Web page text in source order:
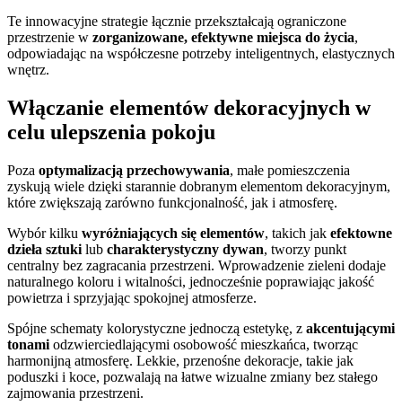
Te innowacyjne strategie łącznie przekształcają ograniczone
przestrzenie w zorganizowane, efektywne miejsca do życia,
odpowiadając na współczesne potrzeby inteligentnych, elastycznych
wnętrz.
Włączanie elementów dekoracyjnych w
celu ulepszenia pokoju
Poza optymalizacją przechowywania, małe pomieszczenia
zyskują wiele dzięki starannie dobranym elementom dekoracyjnym,
które zwiększają zarówno funkcjonalność, jak i atmosferę.
Wybór kilku wyróżniających się elementów, takich jak efektowne
dzieła sztuki lub charakterystyczny dywan, tworzy punkt
centralny bez zagracania przestrzeni. Wprowadzenie zieleni dodaje
naturalnego koloru i witalności, jednocześnie poprawiając jakość
powietrza i sprzyjając spokojnej atmosferze.
Spójne schematy kolorystyczne jednoczą estetykę, z akcentującymi
tonami odzwierciedlającymi osobowość mieszkańca, tworząc
harmonijną atmosferę. Lekkie, przenośne dekoracje, takie jak
poduszki i koce, pozwalają na łatwe wizualne zmiany bez stałego
zajmowania przestrzeni.